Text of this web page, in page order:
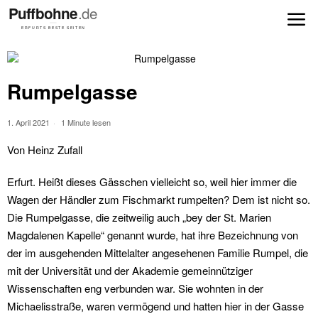
Rumpelgasse
1. April 2021 1 Minute lesen
Von Heinz Zufall
Erfurt. Heißt dieses Gässchen vielleicht so, weil hier immer die
Wagen der Händler zum Fischmarkt rumpelten? Dem ist nicht so.
Die Rumpelgasse, die zeitweilig auch „bey der St. Marien
Magdalenen Kapelle“ genannt wurde, hat ihre Bezeichnung von
der im ausgehenden Mittelalter angesehenen Familie Rumpel, die
mit der Universität und der Akademie gemeinnütziger
Wissenschaften eng verbunden war. Sie wohnten in der
Michaelisstraße, waren vermögend und hatten hier in der Gasse